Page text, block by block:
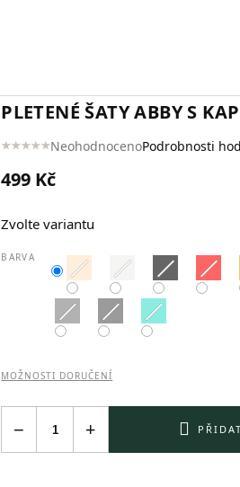
PLETENÉ ŠATY ABBY S
Průměrné
hodnocení
produktu
0,0
5
hvězdiček.
NeohodnocenoPodrobnosti
499 Kč
cena:
Zvolte variantu
BARVA
MOŽNOSTI DORUČENÍ
+
−